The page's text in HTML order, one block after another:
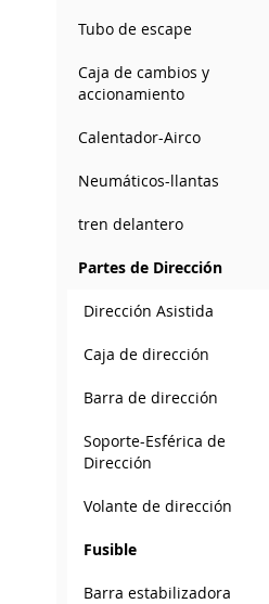
Add to Cart
ADD
TO
WISH
LIST
ADD
TO
COMPARE
ADD
Add to Cart
ADD
TO
WISH
LIST
ADD
TO
COMPARE
ADD
Tubo de escape
Caja de cambios y
accionamiento
Calentador-Airco
Neumáticos-llantas
tren delantero
Partes de Dirección
Dirección Asistida
Caja de dirección
Barra de dirección
Soporte-Esférica de
Dirección
Volante de dirección
Fusible
Barra estabilizadora